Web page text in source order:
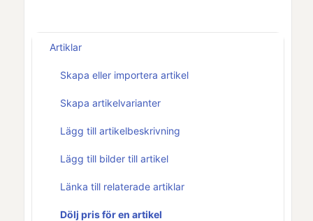
Artiklar
Skapa eller importera artikel
Skapa artikelvarianter
Lägg till artikelbeskrivning
Lägg till bilder till artikel
Länka till relaterade artiklar
Dölj pris för en artikel